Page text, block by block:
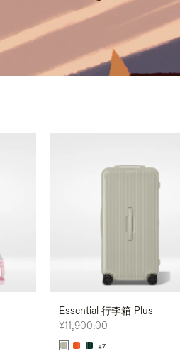
Essential 行李箱 Plus
¥11,900.00
+7